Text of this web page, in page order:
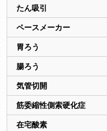
たん吸引
ペースメーカー
胃ろう
腸ろう
気管切開
筋委縮性側索硬化症
在宅酸素